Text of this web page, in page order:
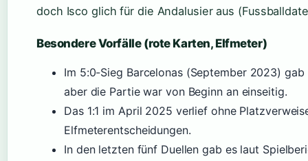
doch Isco glich für die Andalusier aus
Besondere Vorfälle (rote Karten, Elfmeter)
Im 5:0-Sieg Barcelonas (September 2023)
aber die Partie war von Beginn an einseitig.
Das 1:1 im April 2025 verlief ohne
Elfmeterentscheidungen.
In den letzten fünf Duellen gab es laut